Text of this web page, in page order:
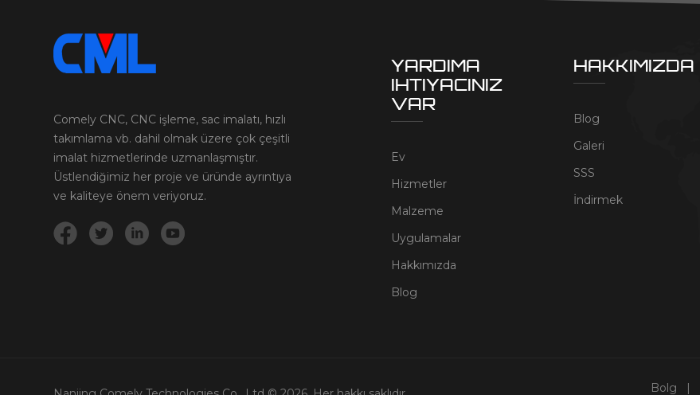
Comely CNC, CNC işleme, sac imalatı, hızlı
takımlama vb. dahil olmak üzere çok çeşitli
imalat hizmetlerinde uzmanlaşmıştır.
Üstlendiğimiz her proje ve üründe ayrıntıya
ve kaliteye önem veriyoruz.
YARDIMA
IHTIYACINIZ
VAR
Ev
Hizmetler
Malzeme
Uygulamalar
Hakkımızda
Blog
HAKKIMIZDA
Blog
Galeri
SSS
İndirmek
Bolg |